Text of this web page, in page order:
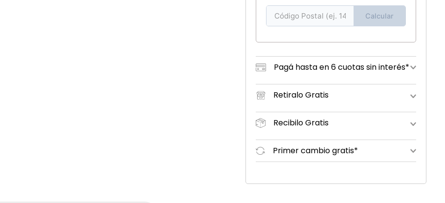
Calcular
Pagá hasta en 6 cuotas sin interés*
Retiralo Gratis
Recibilo Gratis
Primer cambio gratis*